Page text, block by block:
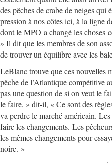
des pêches de crabe de neiges qui
pression à nos côtes ici, à la ligne
dont le MPO a changé les choses
» Il dit que les membres de son
de trouver un équilibre avec les
LeBlanc trouve que ces nouvelles
pêche de l’Atlantique compétitive
pas une question de si on veut le
le faire, » dit-il, « Ce sont des
va perdre le marché américain.
faire les changements. Les
les mêmes changements pour
noire. »